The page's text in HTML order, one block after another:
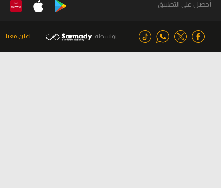
أحصل على التطبيق
بواسطة اعلن معنا